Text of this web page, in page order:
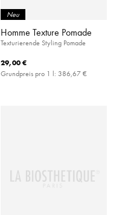
Neu
Homme Texture Pomade
Texturierende Styling Pomade
29,00 €
Grundpreis pro 1 l: 386,67 €